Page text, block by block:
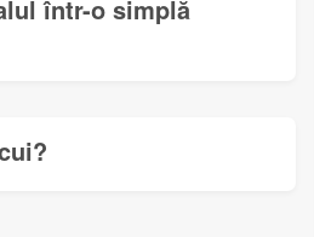
într-o simplă